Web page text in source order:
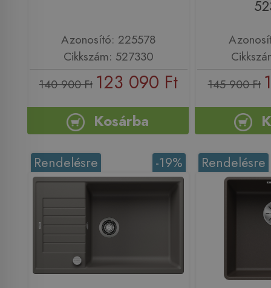
Azonosító: 225578
Cikkszám: 527330
140 900 Ft 123 090 Ft
Kosárba
145 900 Ft
-19%
Rendelésre Rendelésre